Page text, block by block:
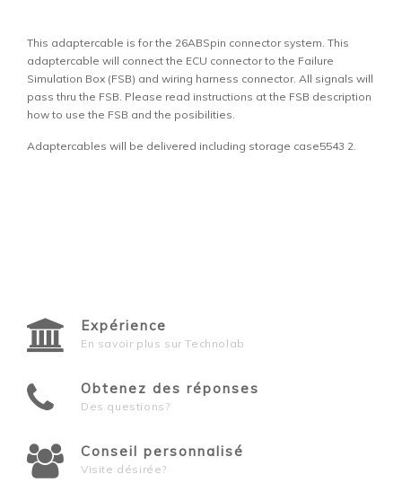
This adaptercable is for the 26ABSpin connector system. This
adaptercable will connect the ECU connector to the Failure
Simulation Box (FSB) and wiring harness connector. All signals will
pass thru the FSB. Please read instructions at the FSB description
how to use the FSB and the posibilities.
Adaptercables will be delivered including storage case5543 2.
Expérience
En savoir plus sur Technolab
Obtenez des réponses
Des questions?
Conseil personnalisé
Visite désirée?